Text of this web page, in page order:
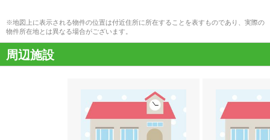
※地図上に表示される物件の位置は付近住所に所在することを表すものであり、実際の
物件所在地とは異なる場合がございます。
周辺施設